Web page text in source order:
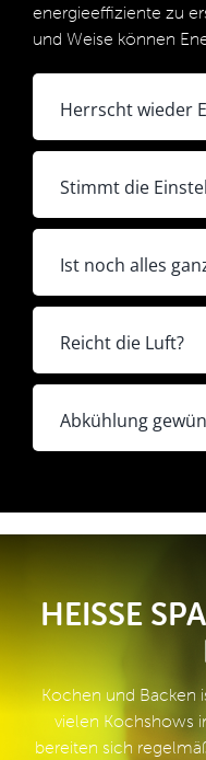
energieeffiziente zu
und Weise können
Herrscht wieder
Stimmt die
Ist noch alles
Reicht die Luft?
Abkühlung
HEISSE
Kochen und Backen
vielen Kochshows
bereiten sich